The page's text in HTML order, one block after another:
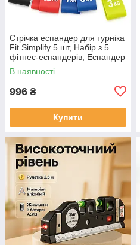
Стрічка еспандер для турніка
Fit Simplify 5 шт, Набір з 5
фітнес-еспандерів, Еспандер
вправ тренажерний OV-18
В наявності
996 ₴
Купити